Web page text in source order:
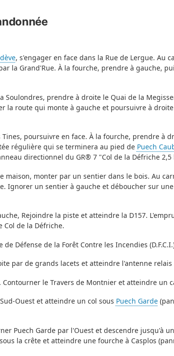
, s'engager en face dans la Rue de Lergue. Au
la Grand'Rue. À la fourche, prendre à gauche,
Soulondres, prendre à droite le Quai de la
la route qui monte à gauche et poursuivre à
poursuivre en face. À la fourche, prendre à
régulière qui se terminera au pied de Puech
directionnel du GR® 7 "Col de la Défriche 2,5
maison, monter par un sentier dans le bois. Au
Ignorer un sentier à gauche et déboucher sur
Rejoindre la piste et atteindre la D157.
de la Défriche.
Défense de la Forêt Contre les Incendies
par de grands lacets et atteindre l'antenne relais
le Travers de Montnier et atteindre un
Ouest et atteindre un col sous Puech Garde
Puech Garde par l'Ouest et descendre jusqu'à
la crête et atteindre une fourche à Casplos